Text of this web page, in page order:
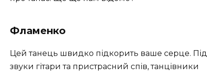
Фламенко
Цей танець швидко підкорить ваше серце. Під
звуки гітари та пристрасний спів, танцівники